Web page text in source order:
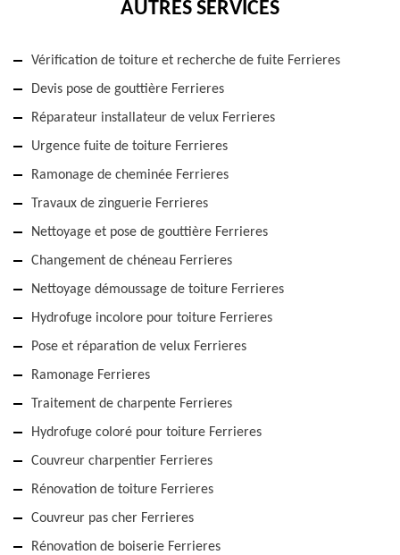
AUTRES SERVICES
Vérification de toiture et recherche de fuite Ferrieres
Devis pose de gouttière Ferrieres
Réparateur installateur de velux Ferrieres
Urgence fuite de toiture Ferrieres
Ramonage de cheminée Ferrieres
Travaux de zinguerie Ferrieres
Nettoyage et pose de gouttière Ferrieres
Changement de chéneau Ferrieres
Nettoyage démoussage de toiture Ferrieres
Hydrofuge incolore pour toiture Ferrieres
Pose et réparation de velux Ferrieres
Ramonage Ferrieres
Traitement de charpente Ferrieres
Hydrofuge coloré pour toiture Ferrieres
Couvreur charpentier Ferrieres
Rénovation de toiture Ferrieres
Couvreur pas cher Ferrieres
Rénovation de boiserie Ferrieres